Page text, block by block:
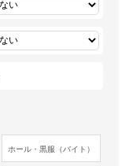
ホール・黒服（バイト）